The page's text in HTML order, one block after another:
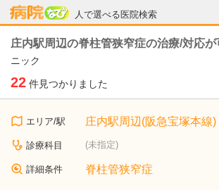
人で選べる医院検索
病院なび
庄内駅周辺の脊柱管狭窄症の治療/対応が
ニック
22 件見つかりました
エリア/駅 庄内駅周辺(阪急宝塚本線)
診療科目 (未指定)
詳細条件 脊柱管狭窄症